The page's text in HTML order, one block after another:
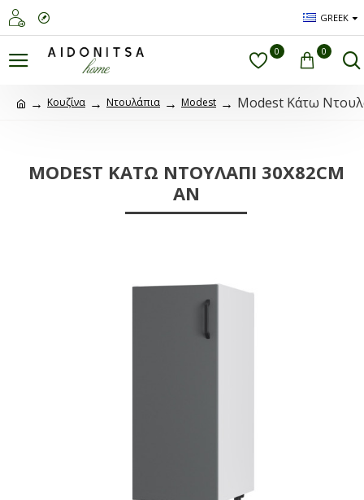
GREEK
0 0
Κουζίνα Ντουλάπια Modest Modest Κάτω
MODEST ΚΆΤΩ ΝΤΟΥΛΆΠΙ 30X82CM
AN